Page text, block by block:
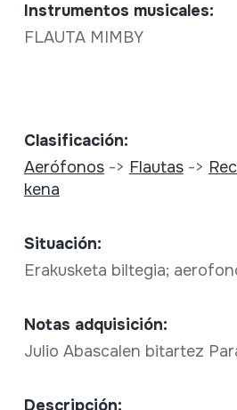
Instrumentos musicales:
FLAUTA MIMBY
Clasificación:
Aerófonos-> Flautas->
kena
Situación:
Erakusketa biltegia;
Notas adquisición:
Julio Abascalen bitartez
Descripción: